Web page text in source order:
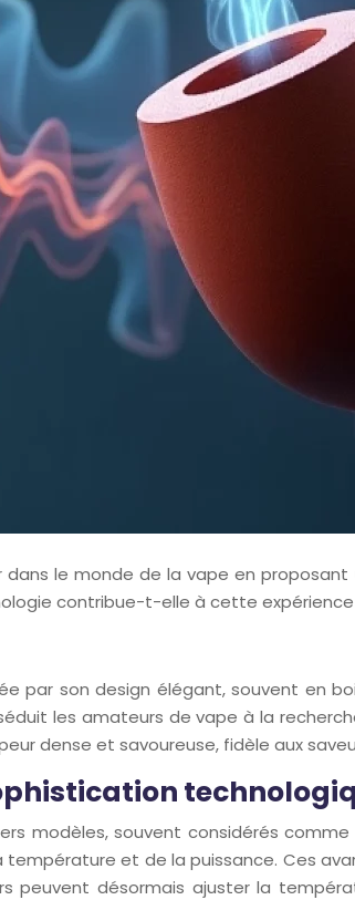
le monde de la vape en proposant
contribue-t-elle à cette expérience
par son design élégant, souvent en
les amateurs de vape à la
dense et savoureuse, fidèle aux
modèles, souvent considérés
et de la puissance. Ces
peuvent désormais ajuster la